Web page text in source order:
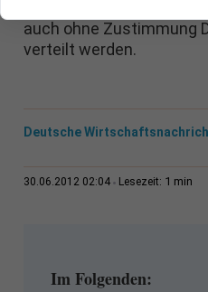
auch ohne Zustimmung
verteilt werden.
Deutsche
30.06.2012 02:04 Lesezeit: 1 min
Im Folgenden: